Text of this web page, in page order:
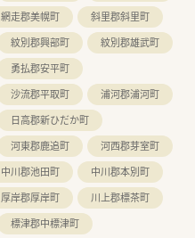
網走郡美幌町
斜里郡斜里町
紋別郡興部町
紋別郡雄武町
勇払郡安平町
沙流郡平取町
浦河郡浦河町
日高郡新ひだか町
河東郡鹿追町
河西郡芽室町
中川郡池田町
中川郡本別町
厚岸郡厚岸町
川上郡標茶町
標津郡中標津町